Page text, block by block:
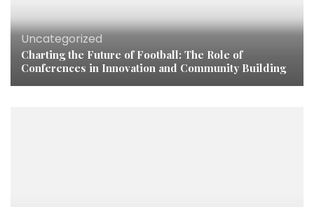
Uncategorized
Charting the Future of Football: The Role of
Conferences in Innovation and Community Building